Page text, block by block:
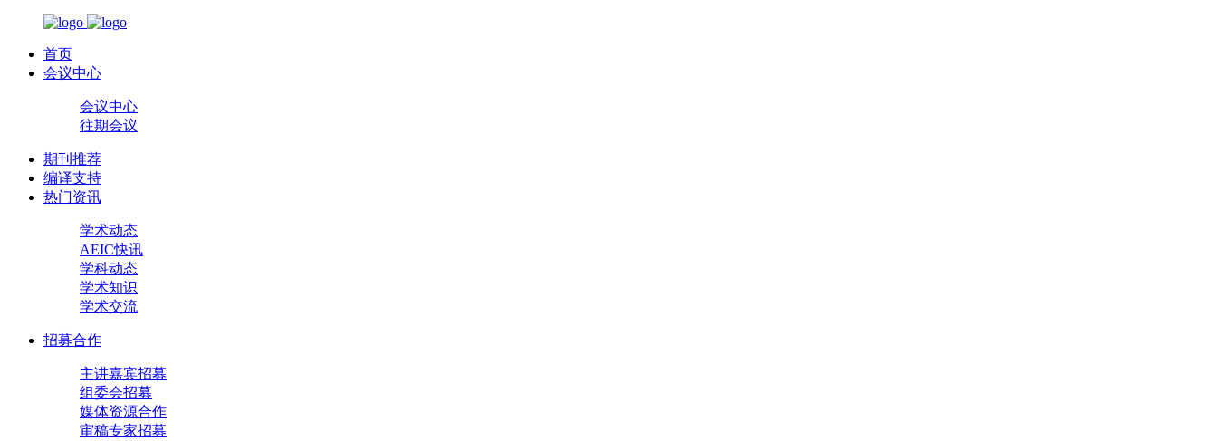
首页
会议中心
会议中心
往期会议
期刊推荐
编译支持
热门资讯
学术动态
AEIC快讯
学科动态
学术知识
学术交流
招募合作
主讲嘉宾招募
组委会招募
媒体资源合作
审稿专家招募